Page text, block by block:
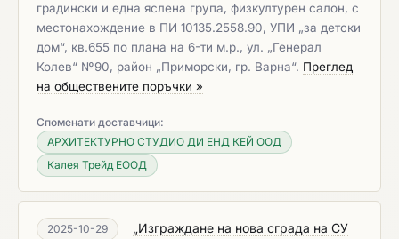
градински и една яслена група, физкултурен салон, с
местонахождение в ПИ 10135.2558.90, УПИ „за детски
дом“, кв.655 по плана на 6-ти м.р., ул. „Генерал
Колев“ №90, район „Приморски, гр. Варна“. Преглед
на обществените поръчки »
Споменати доставчици:
АРХИТЕКТУРНО СТУДИО ДИ ЕНД КЕЙ ООД
Калея Трейд ЕООД
2025-10-29
„Изграждане на нова сграда на СУ